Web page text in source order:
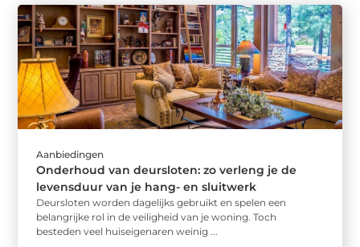
Aanbiedingen
Onderhoud van deursloten: zo verleng je de
levensduur van je hang- en sluitwerk
Deursloten worden dagelijks gebruikt en spelen een
belangrijke rol in de veiligheid van je woning. Toch
besteden veel huiseigenaren weinig ...